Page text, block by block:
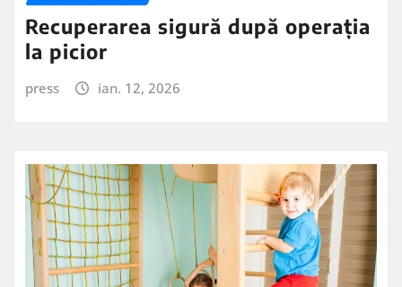
Recuperarea sigură după operația
la picior
press ian. 12, 2026